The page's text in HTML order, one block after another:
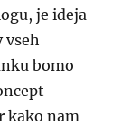
je ideja
vseh
bomo
kako nam